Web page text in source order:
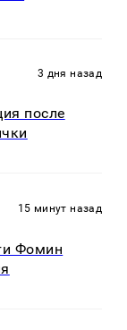
3 дня назад
после
15 минут назад
Фомин